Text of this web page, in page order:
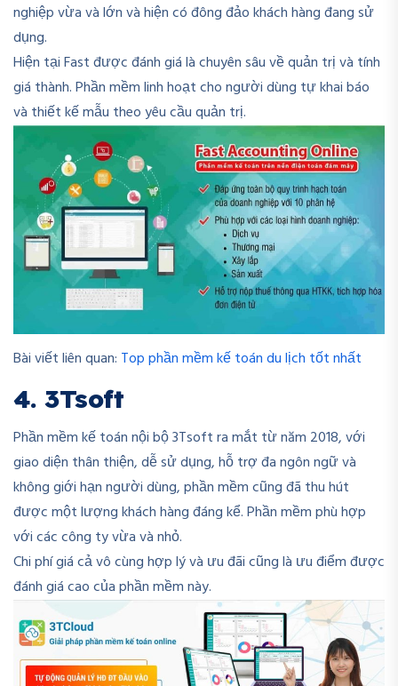
nghiệp vừa và lớn và hiện có đông đảo khách hàng đang sử
dụng.
Hiện tại Fast được đánh giá là chuyên sâu về quản trị và tính
giá thành. Phần mềm linh hoạt cho người dùng tự khai báo
và thiết kế mẫu theo yêu cầu quản trị.
Bài viết liên quan: Top phần mềm kế toán du lịch tốt nhất
4. 3Tsoft
Phần mềm kế toán nội bộ 3Tsoft ra mắt từ năm 2018, với
giao diện thân thiện, dễ sử dụng, hỗ trợ đa ngôn ngữ và
không giới hạn người dùng, phần mềm cũng đã thu hút
được một lượng khách hàng đáng kể. Phần mềm phù hợp
với các công ty vừa và nhỏ.
Chi phí giá cả vô cùng hợp lý và ưu đãi cũng là ưu điểm được
đánh giá cao của phần mềm này.